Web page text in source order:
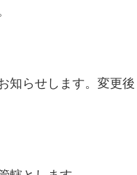
らせします。変更